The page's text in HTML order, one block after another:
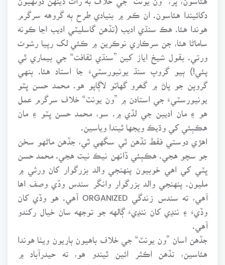
دکائيندا هئاسون. ان ڪم ۾ بنيادي طرح ٻه گروهه سرگرم
هوندا هئا. هڪ سنڌي اديب (تڏهن گاسليٽي اديب اڃا ڪونه
ساماڻا هئا، جن سرڪاري نوڪرين ۾ ڪئي لک رپيا رشوت
ورتي. بقول شيخ اياز کين ”سنڌي ثقافت“ جي بيماري ٿي
پئي!) ٻيو گروپ سنڌ يونيورسٽيءَ جا استاد هئا. ٻنهي
گروپن جو پاڻ ۾ گھرو گهاٽو لاڳاپو هو. محمد حسن ڀٽو
يونيورسٽيءَ جي استادن ۾ ”ون يونٽ“ خلاف سرگرم عمل
هو ۽ مان اديبن جي لڏي ۾. سو، محمد حسن ڀٽو ۽ مان
هڪٻئي کي وڌيڪ ويجها ٿيندا وياسين.
اهڙي دوستي فقط تڏهن ٿي سگهي ٿي، جڏهن ماڻهو سخن
جو سچو هجي. هڪٻئي ڏانهن نيڪ نيت هجي. محمد حسن
ڀٽي کي اهي خوبيون پنهنجي والد بزرگوار کان ورثي ۾
مليون. پنهنجي والد بزرگوار وانگر سندس وڏي وصف اها
آهي، ته سندس زندگي ORGANIZED آهي. هو وڏي کان
وڏيءَ ۽ ننڍي کان ننڍيءَ ڳالهه جو توجهه سان خيال رکندو
آهي.
جڏهن اسان ”ون يونٽ“ جي خلاف باهيون ٻاريون ويٺا هوندا
هئاسين، تڏهن اڪثر ائين ٿيندو هو، ته حيدرآباد ۾
سانجهيءَ جو پنج ست دوست، سنڌ جا پوسٽر ورهائي ۽ ٻيو